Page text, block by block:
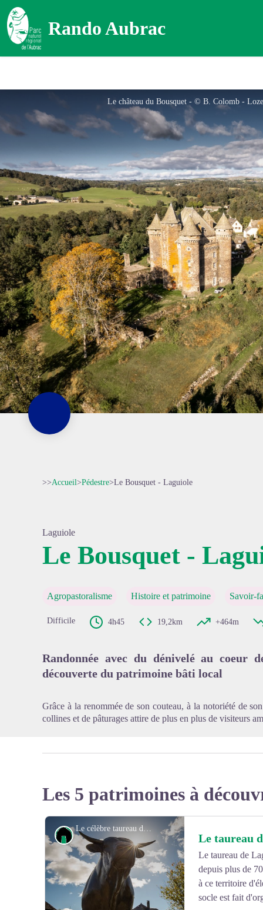
Rando Aubrac
Le château du Bousquet - © B. Colomb -
>>Accueil>Pédestre>Le Bousquet - Laguiole
Laguiole
Le Bousquet -
Agropastoralisme Histoire et patrimoine Savoir-
Difficile 4h45 19,2km +464m
Randonnée avec du dénivelé au coeur
découverte du patrimoine bâti local
Grâce à la renommée de son couteau, à la notoriété de
collines et de pâturages attire de plus en plus de visiteurs
Les 5 patrimoines à
Le célèbre taureau de bronze de Laguiole - B. Colomb-Lozère Sauvage pour pact Aubrac
Petit patrimoine Le taureau
Le taureau de
depuis plus de
à ce territoire
socle est fait